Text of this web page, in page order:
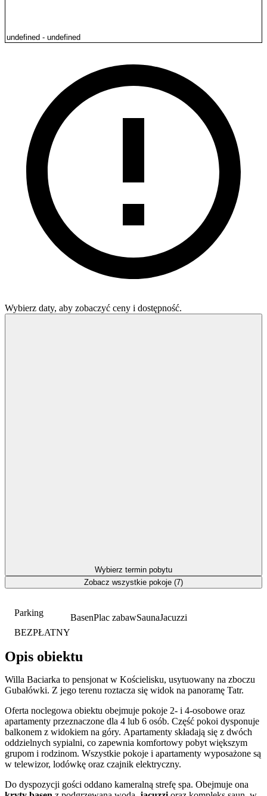
Parking
BEZPŁATNY
BasenPlac zabawSaunaJacuzzi
Opis obiektu
Willa Baciarka to pensjonat w Kościelisku, usytuowany na zboczu
Gubałówki. Z jego terenu roztacza się widok na panoramę Tatr.
Oferta noclegowa obiektu obejmuje pokoje 2- i 4-osobowe oraz
apartamenty przeznaczone dla 4 lub 6 osób. Część pokoi dysponuje
balkonem z widokiem na góry. Apartamenty składają się z dwóch
oddzielnych sypialni, co zapewnia komfortowy pobyt większym
grupom i rodzinom. Wszystkie pokoje i apartamenty wyposażone są
w telewizor, lodówkę oraz czajnik elektryczny.
Do dyspozycji gości oddano kameralną strefę spa. Obejmuje ona
Wybierz daty, aby zobaczyć ceny i dostępność.
Wybierz termin pobytu
Zobacz wszystkie pokoje (7)